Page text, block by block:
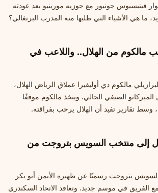
فينيسيوس جونيور مع جوزيه مورينيو بعد عودته
ما هي الأشياء التي طلبها منه المدرب البرتغالي؟
مالكوم من الهلال.. واللاعب في
مالكوم دي أوليفيرا عملاق الرياض الهلال،
الميركاتو الصيفي الحالي. ويتخذ مالكوم موقفًا
وسط تقارير تفيد أن الهلال يرحب بفراقته.
إلى منتخب السويس بتروجت من
بتروجت رسميًا عن ظهيره الأيمن أبو بكر
الفريق في موسم جديد. وتعاقد الاتحاد السكندري